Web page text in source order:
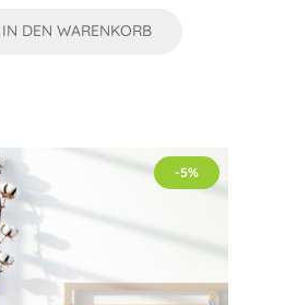
IN DEN WARENKORB
-5%